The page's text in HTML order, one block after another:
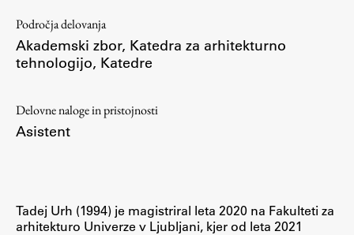
Aktualno
Novice
Koledar dogodkov
Področja delovanja
Akademski zbor, Katedra za arhitekturno
tehnologijo, Katedre
Delovne naloge in pristojnosti
Asistent
Tadej Urh (1994) je magistriral leta 2020 na Fakulteti za
arhitekturo Univerze v Ljubljani, kjer od leta 2021